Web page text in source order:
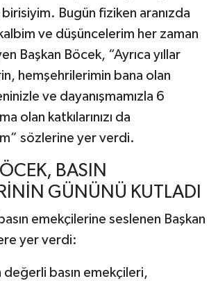
birisiyim. Bugün fiziken aranızda
ve düşüncelerim her zaman
Başkan Böcek, “Ayrıca yıllar
hemşehrilerimin bana olan
ve dayanışmamızla 6
olan katkılarınızı da
sözlerine yer verdi.
BASIN
GÜNÜNÜ KUTLADI
emekçilerine seslenen Başkan
yer verdi:
değerli basın emekçileri,